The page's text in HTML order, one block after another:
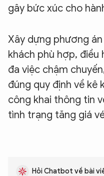
gây bức xúc cho
Xây dựng phương
khách phù hợp, điều
đa việc chậm
đúng quy định về kê
công khai thông tin
tình trạng tăng giá
Hỏi Chatbot về bài